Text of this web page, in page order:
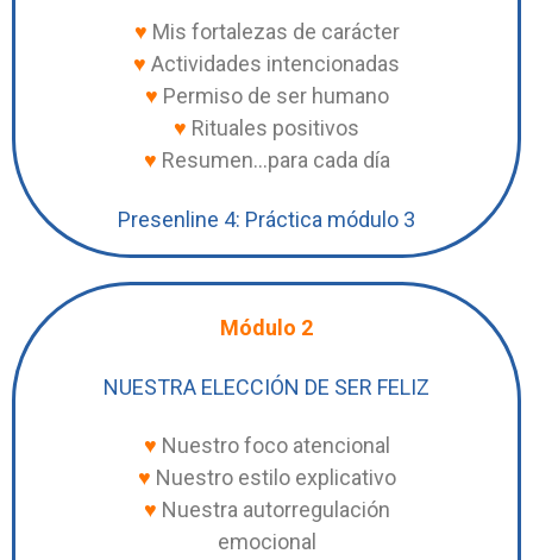
♥ Mis fortalezas de carácter
♥ Actividades intencionadas
♥ Permiso de ser humano
♥ Rituales positivos
♥ Resumen…para cada día
Presenline 4: Práctica módulo 3
Módulo 2
NUESTRA ELECCIÓN DE SER FELIZ
♥ Nuestro foco atencional
♥ Nuestro estilo explicativo
♥ Nuestra autorregulación
emocional